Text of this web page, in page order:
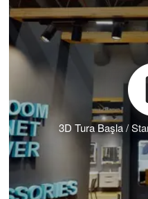
3D Tura Başla /